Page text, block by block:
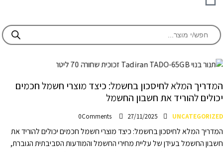
המדריך המלא לחיסכון בחשמל: כיצד מוצרי חשמל חכמים
יכולים להוריד את חשבון החשמל
UNCATEGORIZED
27/11/2025
0Comments
המדריך המלא לחיסכון בחשמל: כיצד מוצרי חשמל חכמים יכולים להוריד את
חשבון החשמל בעידן של עליית מחירי החשמל והמודעות הסביבתית הגוברת,